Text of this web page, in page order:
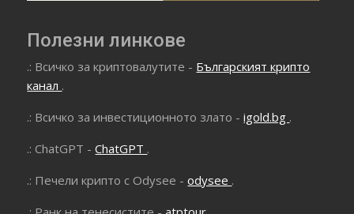
Полезни линкове
.: Всичко за криптовалутите - Българският крипто
канал .
.: Всичко за инвестиционното злато -igold.bg .
.: ChatGPT -ChatGPT .
.: Печели крипто с Odysee -odysee .